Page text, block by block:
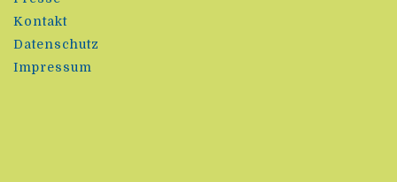
Kontakt
Datenschutz
Impressum